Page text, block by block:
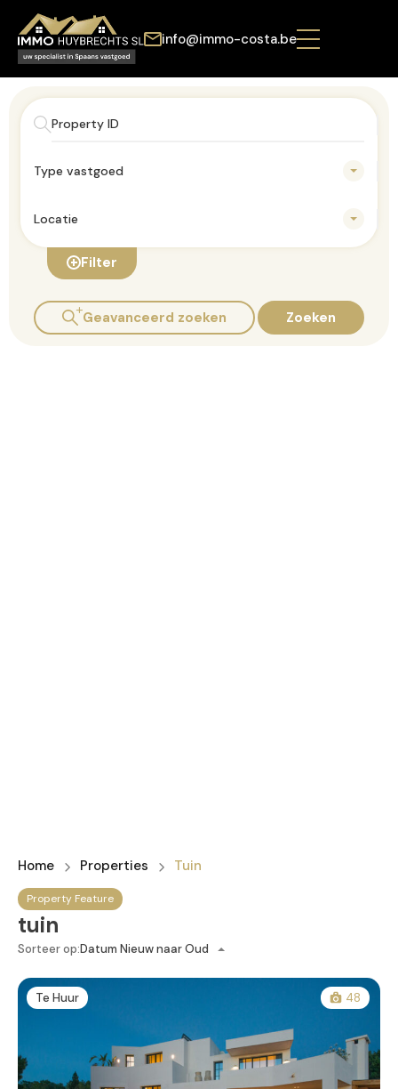
info@immo-costa.be
Type vastgoed
Locatie
Filter
Geavanceerd zoeken Zoeken
Home Properties Tuin
Property Feature
tuin
Sorteer op:Datum Nieuw naar Oud
Te Huur 48